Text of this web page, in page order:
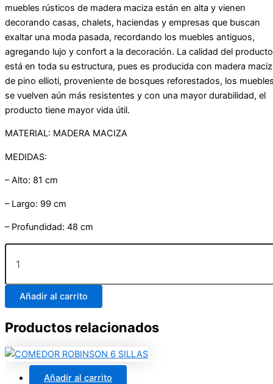
muebles rústicos de madera maciza están en alta y vienen
decorando casas, chalets, haciendas y empresas que buscan
exaltar una moda pasada, recordando los muebles antiguos,
agregando lujo y confort a la decoración. La calidad del producto
está en toda su estructura, pues es producida con madera
de pino ellioti, proveniente de bosques reforestados, los
se vuelven aún más resistentes y con una mayor durabilidad, el
producto tiene mayor vida útil.
MATERIAL: MADERA MACIZA
MEDIDAS:
– Alto: 81 cm
– Largo: 99 cm
– Profundidad: 48 cm
Añadir al carrito
Productos relacionados
Añadir al carrito